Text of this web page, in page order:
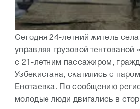
Сегодня 24-летний житель села
управляя грузовой тентованой
с 21-летним пассажиром,
Узбекистана, скатились с
Енотаевка. По сообщению
молодые люди двигались в